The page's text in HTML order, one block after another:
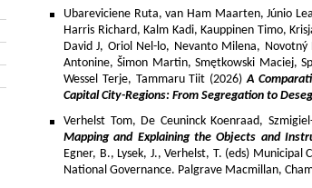
Ubareviciene Ruta, van Ham Maarten, Júnio
Harris Richard, Kalm Kadi, Kauppinen Timo,
David J, Oriol Nel-lo, Nevanto Milena,
Antonine, Šimon Martin, Smętkowski Maciej,
Wessel Terje, Tammaru Tiit (2026)A
Capital City-Regions: From Segregation to
Verhelst Tom, De Ceuninck Koenraad,
Mapping and Explaining the Objects and
Egner, B., Lysek, J., Verhelst, T. (eds) Municipal
National Governance. Palgrave Macmillan,